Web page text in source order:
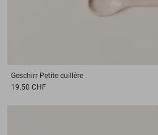
Geschirr Petite cuillère
19.50 CHF